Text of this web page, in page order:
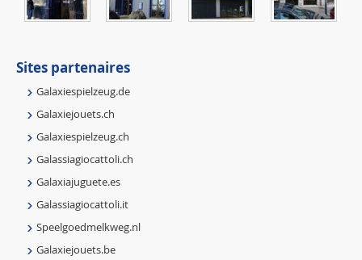
Sites partenaires
Galaxiespielzeug.de
Galaxiejouets.ch
Galaxiespielzeug.ch
Galassiagiocattoli.ch
Galaxiajuguete.es
Galassiagiocattoli.it
Speelgoedmelkweg.nl
Galaxiejouets.be